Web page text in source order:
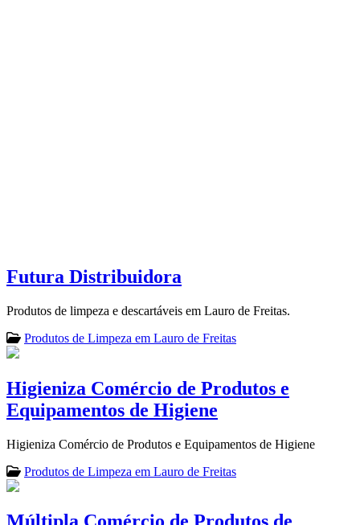
Futura Distribuidora
Produtos de limpeza e descartáveis em Lauro de Freitas.
Produtos de Limpeza em Lauro de Freitas
Higieniza Comércio de Produtos e
Equipamentos de Higiene
Higieniza Comércio de Produtos e Equipamentos de Higiene
Produtos de Limpeza em Lauro de Freitas